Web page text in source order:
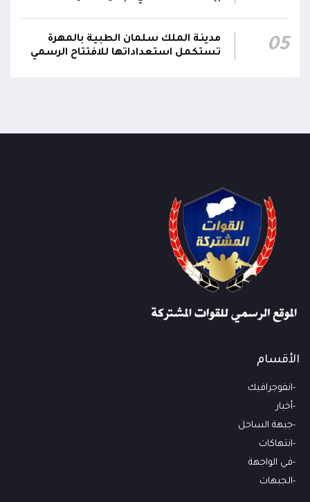
05
مدينة الملك سلمان الطبية بالمهرة
تستكمل استعداداتها للافتتاح الرسمي
الأقسام
انفوجرافيك
أخبار
جبهة الساحل
انتهاكات
في الواجهة
الجبهات